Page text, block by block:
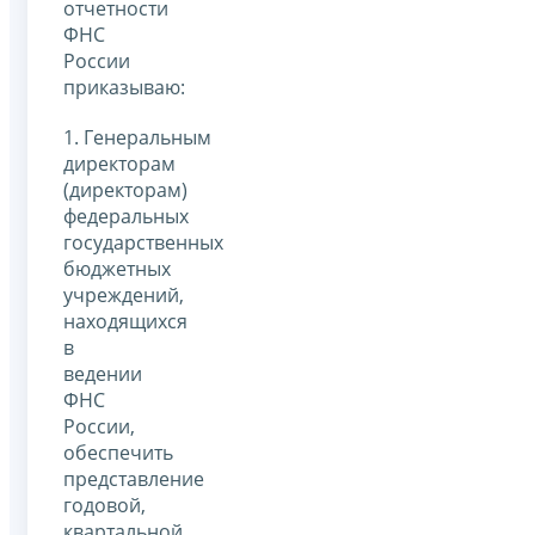
отчетности
ФНС
России
приказываю:
1. Генеральным
директорам
(директорам)
федеральных
государственных
бюджетных
учреждений,
находящихся
в
ведении
ФНС
России,
обеспечить
представление
годовой,